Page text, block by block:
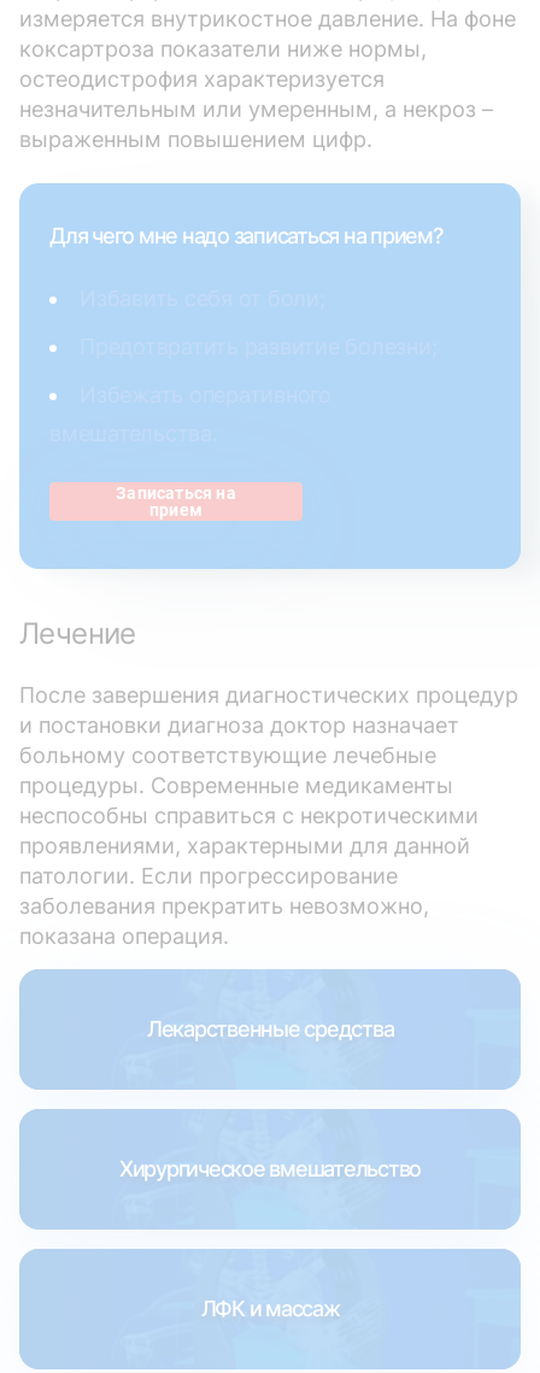
измеряется внутрикостное давление. На фоне
коксартроза показатели ниже нормы,
остеодистрофия характеризуется
незначительным или умеренным, а некроз –
выраженным повышением цифр.
Для чего мне надо записаться на прием?
Записаться на
прием
Лечение
После завершения диагностических процедур
и постановки диагноза доктор назначает
больному соответствующие лечебные
процедуры. Современные медикаменты
неспособны справиться с некротическими
проявлениями, характерными для данной
патологии. Если прогрессирование
заболевания прекратить невозможно,
показана операция.
Лекарственные средства
Хирургическое вмешательство
ЛФК и массаж